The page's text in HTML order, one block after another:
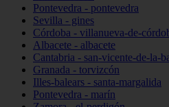
Pontevedra - pontevedra
Sevilla - gines
Córdoba - villanueva-de-
Albacete - albacete
Cantabria - san-vicente-de-la-
Granada - torvizcón
Illes-balears - santa-margalida
Pontevedra - marín